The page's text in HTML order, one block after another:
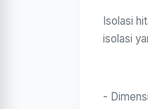
Isolasi
isolasi
-